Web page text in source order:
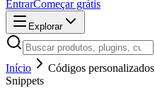
EntrarComeçar grátis
Explorar
Início
Códigos personalizados
Snippets